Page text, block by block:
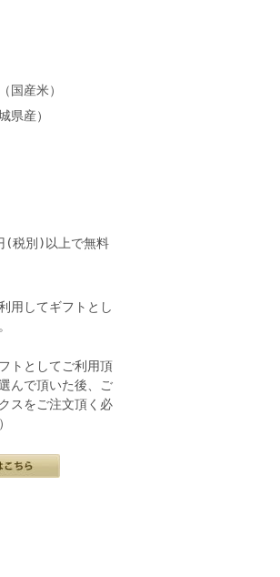
国産米）
県産）
(税別)以上で無料
用してギフトとし
トとしてご利用頂
んで頂いた後、ご
スをご注文頂く必